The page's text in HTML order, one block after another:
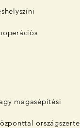
magasépítési
országszerte